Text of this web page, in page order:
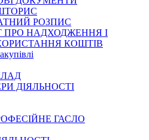
РОЗПИС
ПРО НАДХОДЖЕННЯ І
КОШТІВ
ДІЯЛЬНОСТІ
ГАСЛО